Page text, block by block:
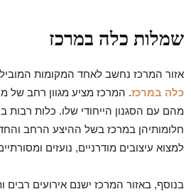
שמלות כלה במרכז
אזור המרכז נחשב לאחד המקומות
כלה במרכז. המרכז מציע מגוון רחב של
מהם עם הסגנון הייחודי שלו. כלות
חלומותיהן במרכז בשל ההיצע הרחב
למצוא עיצובים מודרניים, נועזים
בנוסף, באזור המרכז ישנם אירועים רבים